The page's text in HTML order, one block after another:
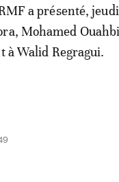
a présenté,
Mohamed
à Walid Regragui.